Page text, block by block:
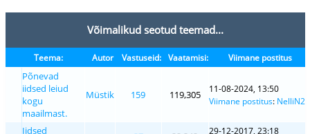
Võimalikud seotud teemad...
Teema: Autor Vastuseid: Vaatamisi: Viimane postitus
Põnevad
iidsed leiud
kogu
maailmast.
Müstik 159 119,305
11-08-2024, 13:50
Viimane postitus: NelliN2
Iidsed
29-12-2017, 23:18